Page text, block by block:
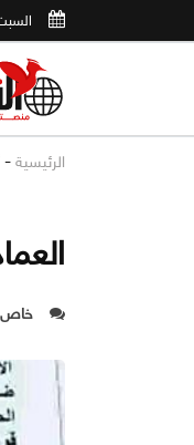
السبت
الرئيسية -
خاص